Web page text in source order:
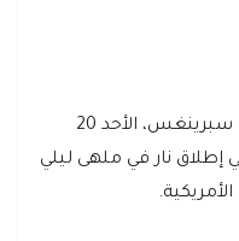
أعلنت الشرطة في مدينة كولورادو سبرينغس، الأحد 20
2022، مقتل 5 وإصابة 18 في إطلاق نار في ملهى ليلي